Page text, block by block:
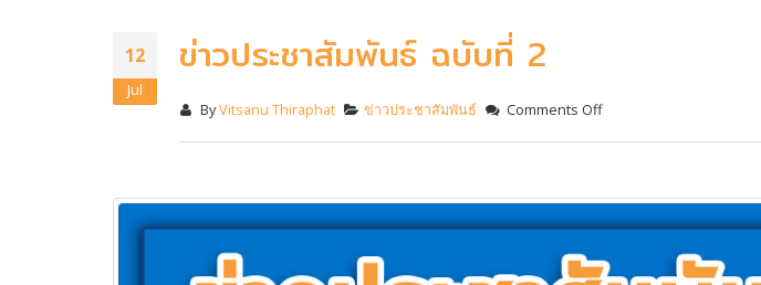
12
Jul
ข่าวประชาสัมพันธ์ ฉบับที่ 2
ByVitsanu Thiraphat ข่าวประชาสัมพันธ์
Comments Off